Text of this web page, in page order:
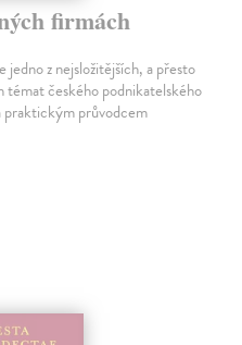
firmách
z nejsložitějších, a přesto
českého podnikatelského
praktickým průvodcem